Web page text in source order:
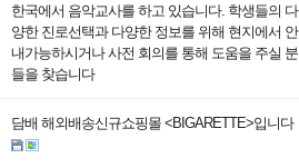
한국에서 음악교사를 하고 있습니다. 학생들의 다
양한 진로선택과 다양한 정보를 위해 현지에서 안
내가능하시거나 사전 회의를 통해 도움을 주실 분
들을 찾습니다
담배 해외배송신규쇼핑몰 <BIGARETTE>입니다